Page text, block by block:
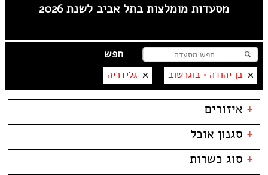
מסעדות מומלצות בתל אביב לשנת 2026
בן יהודה • בוגרשוב גלידריה
+ איזורים
טיילת תל אביב
צפון תל אביב
קרליבך
צפון ישן
+ סגנון אוכל
בשרים
דגים
ביסטרו
+ סוג כשרות